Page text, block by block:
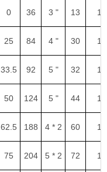
0 36 3 " 13 1
25 84 4 " 30 1
33.5 92 5 " 32 1
50 124 5 " 44 1
62.5 188 4 * 2 60 1
75 204 5 * 2 72 1